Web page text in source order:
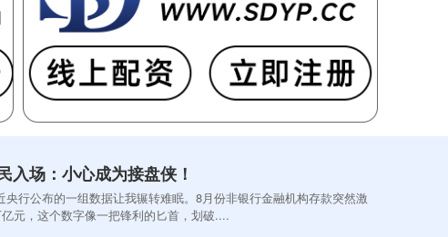
入场：小心成为接盘侠！
央行公布的一组数据让我辗转难眠。8月份非银行金融机构存款突然激
元，这个数字像一把锋利的匕首，划破....